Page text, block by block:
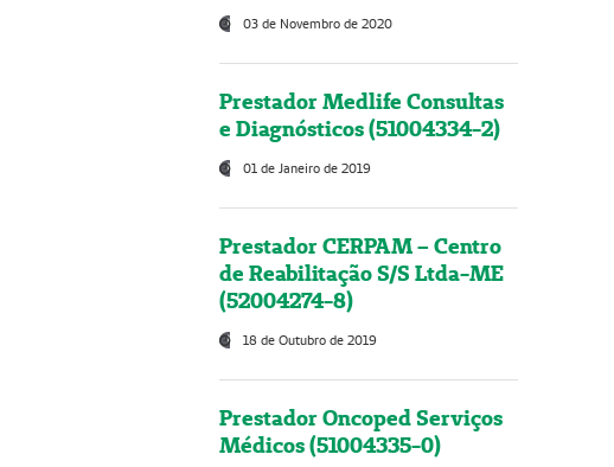
03 de Novembro de 2020
Prestador Medlife Consultas
e Diagnósticos (51004334-2)
01 de Janeiro de 2019
Prestador CERPAM – Centro
de Reabilitação S/S Ltda-ME
(52004274-8)
18 de Outubro de 2019
Prestador Oncoped Serviços
Médicos (51004335-0)